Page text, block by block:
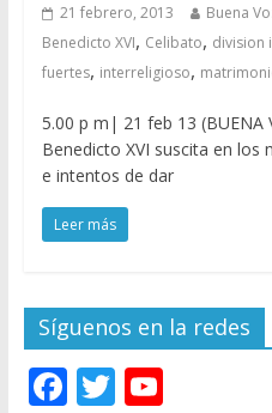
21 febrero, 2013 Buena
Benedicto XVI, Celibato, division
fuertes, interreligioso,
5.00 p m| 21 feb 13 (BUENA
Benedicto XVI suscita en
e intentos de dar
Leer más
Síguenos en la redes
F T Y